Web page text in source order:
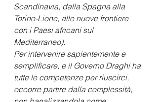
Scandinavia, dalla Spagna alla
Torino-Lione, alle nuove frontiere
con i Paesi africani sul
Mediterraneo).
Per intervenire sapientemente e
semplificare, e il Governo Draghi ha
tutte le competenze per riuscirci,
occorre partire dalla complessità,